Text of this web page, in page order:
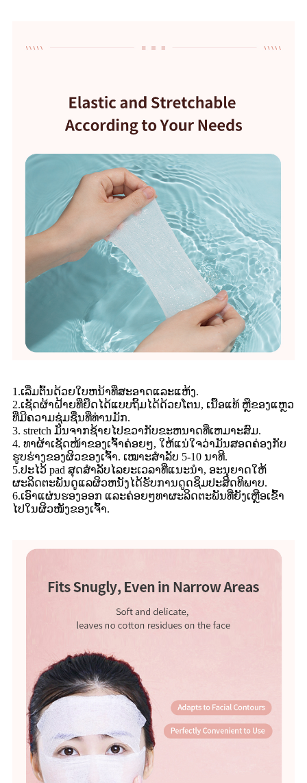
1.ເລີ່ມຕົ້ນດ້ວຍໃບຫນ້າທີ່ສະອາດແລະແຫ້ງ.
2.ເຊັດຜ້າຝ້າຍທີ່ຍືດໄດ້ແບບຖິ້ມໄດ້ດ້ວຍໂຕນ, ເນື້ອແທ້ ຫຼືຂອງແຫຼວ
ທີ່ມີຄວາມຊຸ່ມຊື່ນທີ່ທ່ານມັກ.
3. stretch ມັນຈາກຊ້າຍໄປຂວາກັບຂະຫນາດທີ່ເຫມາະສົມ.
4. ທາຜ້າເຊັດໜ້າຂອງເຈົ້າຄ່ອຍໆ, ໃຫ້ແນ່ໃຈວ່າມັນສອດຄ່ອງກັບ
ຮູບຮ່າງຂອງຜິວຂອງເຈົ້າ. ເໝາະສຳລັບ 5-10 ນາທີ.
5.ປະໄວ້ pad ສຸດສໍາລັບໄລຍະເວລາທີ່ແນະນໍາ, ອະນຸຍາດໃຫ້
ຜະລິດຕະພັນດູແລຜິວຫນັງໄດ້ຮັບການດູດຊຶມປະສິດທິພາບ.
6.ເອົາແຜ່ນຮອງອອກ ແລະຄ່ອຍໆທາຜະລິດຕະພັນທີ່ຍັງເຫຼືອເຂົ້າ
ໄປໃນຜິວໜັງຂອງເຈົ້າ.